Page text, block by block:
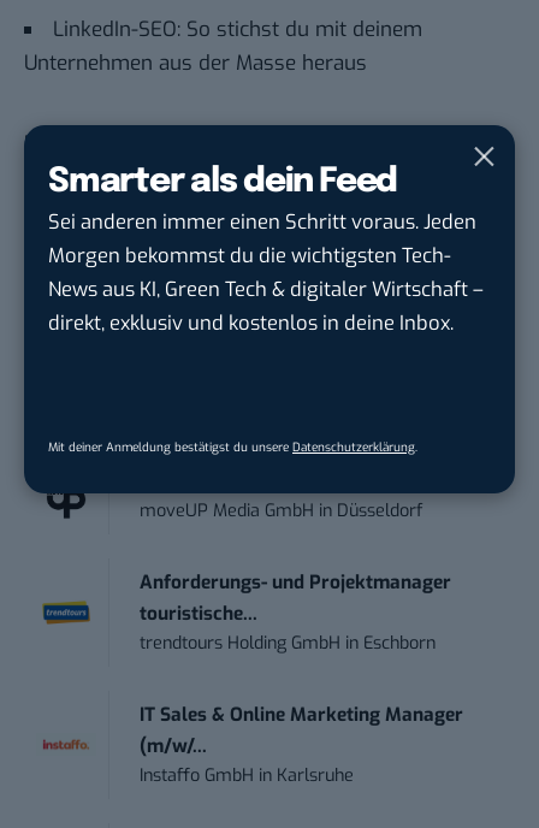
Smarter als dein Feed
Sei anderen immer einen Schritt voraus. Jeden
Morgen bekommst du die wichtigsten Tech-
News aus KI, Green Tech & digitaler Wirtschaft –
direkt, exklusiv und kostenlos in deine Inbox.
Mit deiner Anmeldung bestätigst du unsere Datenschutzerklärung
LinkedIn-SEO: So stichst du mit deinem
Unternehmen aus der Masse heraus
Du möchtest nicht abgehängt werden
, wenn es um
KI, Green Tech und die Tech-Themen von Morgen
geht? Über 12.000 smarte Leser bekommen jeden
Tag UPDATE, unser Tech-Briefing mit den
wichtigsten News des Tages – und sichern sich
damit ihren Vorsprung.
Hier kannst du dich
moveUP Media GmbH in Düsseldorf
Anforderungs- und Projektmanager
touristische...
trendtours Holding GmbH in Eschborn
IT Sales & Online Marketing Manager
(m/w/...
Instaffo GmbH in Karlsruhe